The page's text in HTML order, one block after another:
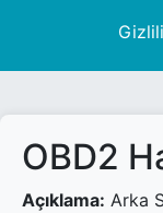
OBD2
Açıklama: Arka